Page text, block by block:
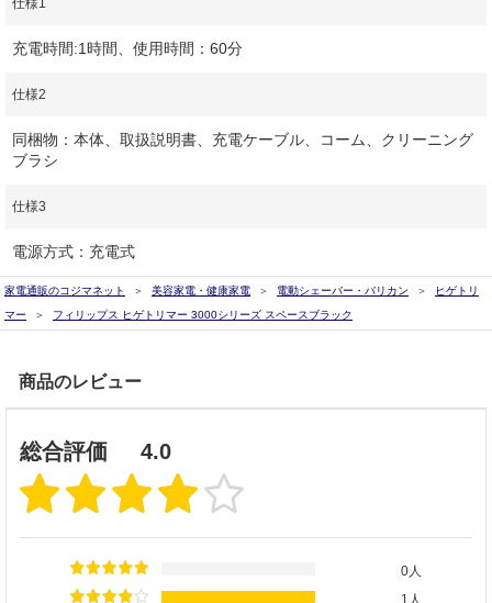
仕様1
充電時間:1時間、使用時間：60分
仕様2
同梱物：本体、取扱説明書、充電ケーブル、コーム、クリーニング
ブラシ
仕様3
電源方式：充電式
家電通販のコジマネット 美容家電・健康家電 電動シェーバー・バリカン
ヒゲトリ
マー
フィリップス ヒゲトリマー 3000シリーズ スペースブラック
商品のレビュー
総合評価 4.0
0人
1人